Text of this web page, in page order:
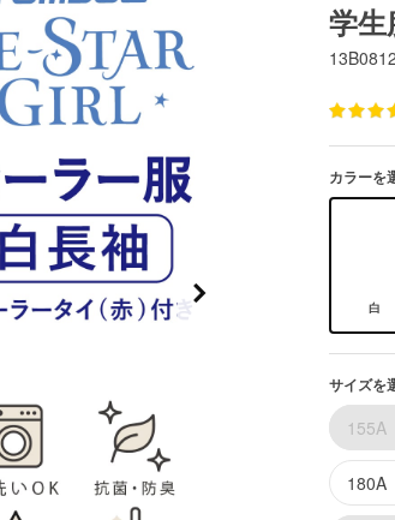
学生
カラーを
白
サイズを
155A
180A